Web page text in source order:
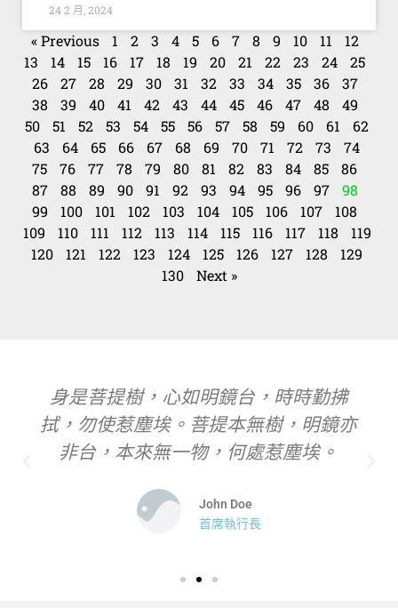
24 2 月, 2024
« Previous 1 2 3 4 5 6 7 8 9 10 11
12
13
14 15 16 17 18 19 20 21 22 23 24
25
26
27 28 29 30 31 32 33 34 35 36
37
38
39 40 41 42 43 44 45 46 47 48
49
50
51 52 53 54 55 56 57 58 59 60 61
62
63
64 65 66 67 68 69 70 71 72 73
74
75
76 77 78 79 80 81 82 83 84 85
86
87
88 89 90 91 92 93 94 95 96 97
98
99
100 101 102 103 104 105 106 107
108
109
110 111 112 113 114 115 116 117 118
119
120
121 122 123 124 125 126 127 128
129
130
Next »
身是菩提樹，心如明鏡台，時時勤拂
拭，勿使惹塵埃。菩提本無樹，明鏡亦
非台，本來無一物，何處惹塵埃。
John Doe
首席執行長